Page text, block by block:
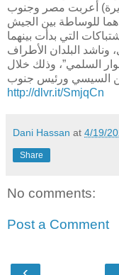
أعربت مصر وجنوب
للوساطة بين الجيش
التي بدأت بينهما
البلدان الأطراف
السلمي”، وذلك خلال
http://dlvr.it/SmjqCn
Dani Hassan at 4/19/
Share
No comments:
Post a Comment